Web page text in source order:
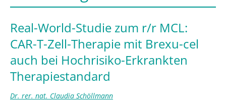
Real-World-Studie zum r/r MCL:
CAR-T-Zell-Therapie mit Brexu-cel
auch bei Hochrisiko-Erkrankten
Therapiestandard
Dr. rer. nat. Claudia Schöllmann